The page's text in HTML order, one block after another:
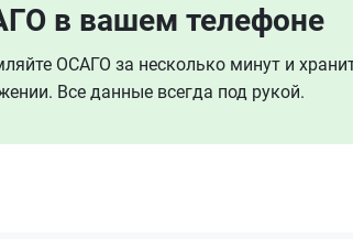
в вашем телефоне
ОСАГО за несколько минут и
Все данные всегда под рукой.